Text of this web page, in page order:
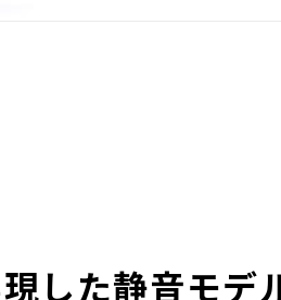
した静音モデ